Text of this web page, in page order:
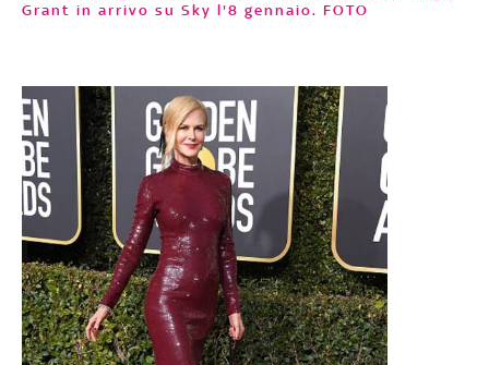
Grant in arrivo su Sky l'8 gennaio. FOTO